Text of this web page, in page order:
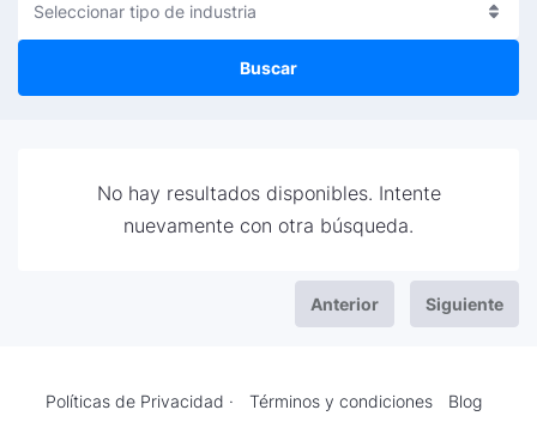
Seleccionar tipo de industria
Buscar
No hay resultados disponibles. Intente
nuevamente con otra búsqueda.
Anterior Siguiente
Políticas de Privacidad · Términos y condiciones Blog